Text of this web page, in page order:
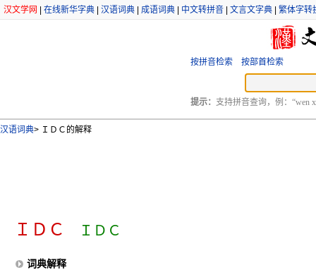
汉文学网 在线新华字典 汉语词典 成语词典 中文转拼音 文言文字典 繁体字转
按拼音检索 按部首检索
提示： 支持拼音查询，例：“wen
汉语词典> ＩＤＣ的解释
ＩＤＣ ＩＤＣ
词典解释